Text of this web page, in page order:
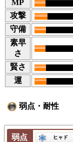
MP
攻撃
守備
素早
さ
賢さ
運
弱点・耐性
弱点 ヒャド